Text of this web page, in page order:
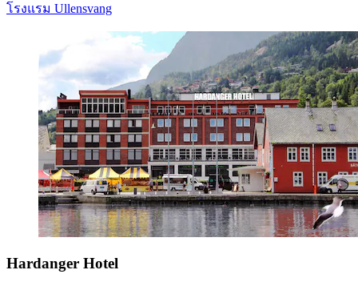
โรงแรม Ullensvang
Hardanger Hotel